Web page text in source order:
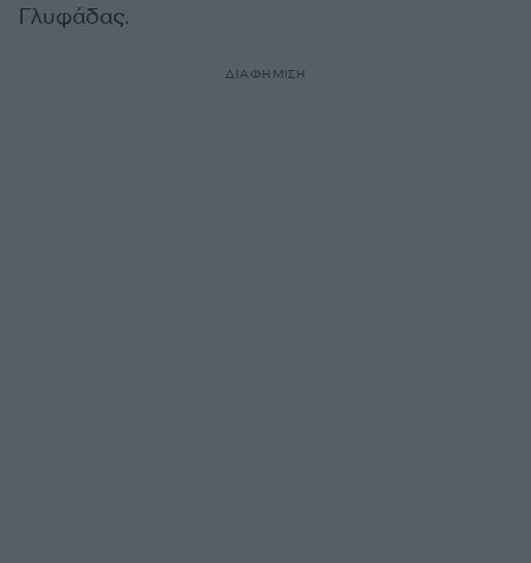
Γλυφάδας.
ΔΙΑΦΗΜΙΣΗ